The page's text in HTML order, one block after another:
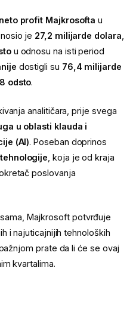
neto profit Majkrosofta u
je 27,2 milijarde dolara
u odnosu na isti period
dostigli su 76,4 milijarde
odsto.
analitičara, prije svega
u oblasti klauda i
(AI). Poseban doprinos
, koja je od kraja
poslovanja
Majkrosoft potvrđuje
i najuticajnijih tehnoloških
prate da li će se ovaj
kvartalima.